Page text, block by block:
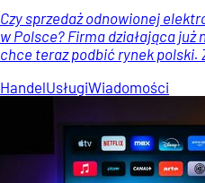
Czy sprzedaż odnowionej
w Polsce? Firma działająca
chce teraz podbić rynek polski.
HandelUsługiWiadomości